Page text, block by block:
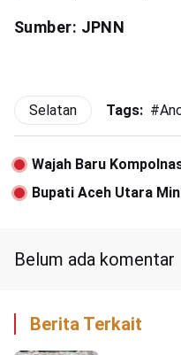
Sumber: JPNN
Selatan Tags: #
Wajah Baru
Kritik Terhadap
Bupati Aceh Utara
Belum ada komentar
Berita Terkait